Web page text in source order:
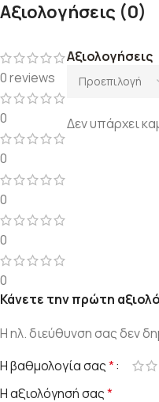
Αξιολογήσεις (0)
0 reviews
0
0
0
0
0
Αξιολογήσεις
Δεν υπάρχει
Κάνετε την πρώτη
Η ηλ. διεύθυνση σας δεν
Η βαθμολογία σας*
Η αξιολόγησή σας*